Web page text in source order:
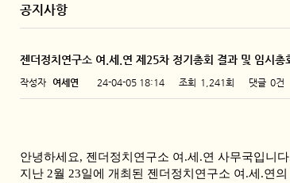
공지사항
젠더정치연구소 여.세.연 제25차 정기총회 결과 및 임시총
페이지 정보
작성자 여세연 24-04-05 18:14 조회 1,241회 댓글 0건
안녕하세요, 젠더정치연구소 여.세.연 사무국입니
지난 2월 23일에 개최된 젠더정치연구소 여.세.연